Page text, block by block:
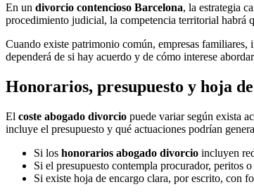
En un divorcio contencioso Barcelona, la estrategia
procedimiento judicial, la competencia territorial habrá
Cuando existe patrimonio común, empresas
dependerá de si hay acuerdo y de cómo interese
Honorarios, presupuesto y hoja
El coste abogado divorcio puede variar según exista
incluye el presupuesto y qué actuaciones podrían
Si los honorarios abogado divorcio incluyen
Si el presupuesto contempla procurador, peritos
Si existe hoja de encargo clara, por escrito, con